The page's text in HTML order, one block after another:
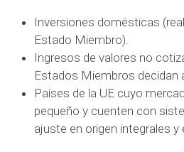
Inversiones domésticas
Estado Miembro).
Ingresos de valores no
Estados Miembros decidan
Países de la UE cuyo
pequeño y cuenten con
ajuste en origen integrales y